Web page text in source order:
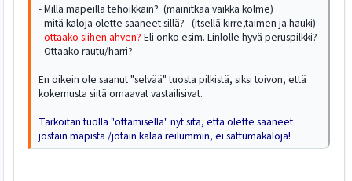
- Millä mapeilla tehoikkain? (mainitkaa vaikka kolme)
- mitä kaloja olette saaneet sillä? (itsellä kirre,taimen ja hauki)
-ottaako siihen ahven? Eli onko esim. Linlolle hyvä peruspilkki?
- Ottaako rautu/harri?
En oikein ole saanut "selvää" tuosta pilkistä, siksi toivon, että
kokemusta siitä omaavat vastailisivat.
Tarkoitan tuolla "ottamisella" nyt sitä, että olette saaneet
jostain mapista /jotain kalaa reilummin, ei sattumakaloja!